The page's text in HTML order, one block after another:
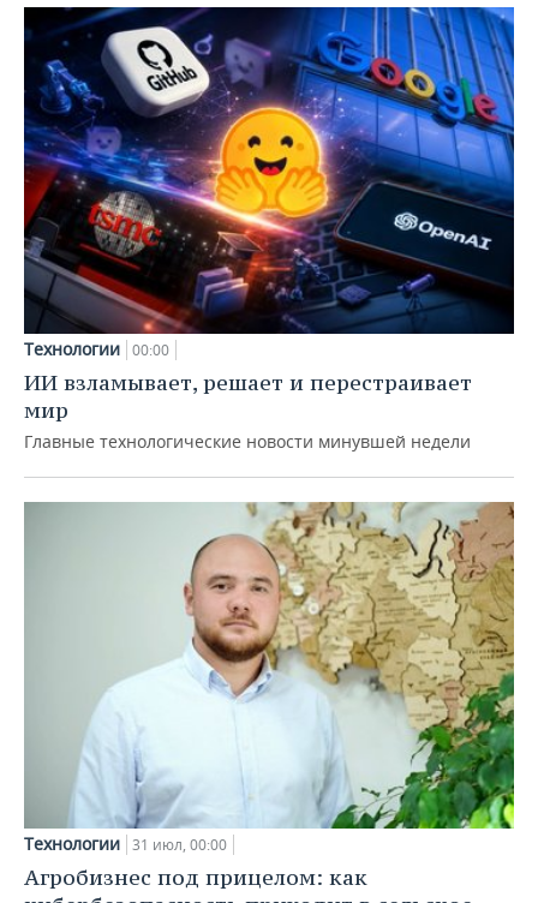
Технологии 00:00
ИИ взламывает, решает и перестраивает
мир
Главные технологические новости минувшей недели
Технологии 31 июл, 00:00
Агробизнес под прицелом: как